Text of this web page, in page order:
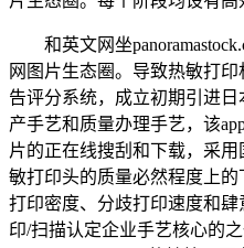
和英文网坐
网图片生态圈。导致热敏打
告评分系统，成立初期引进
产手艺和质量办理手艺，该
片的正在线搜刮和下载，采
敏打印头的质量必然程度上
打印密度、分歧打印速度和
印/扫描认定企业手艺核心的